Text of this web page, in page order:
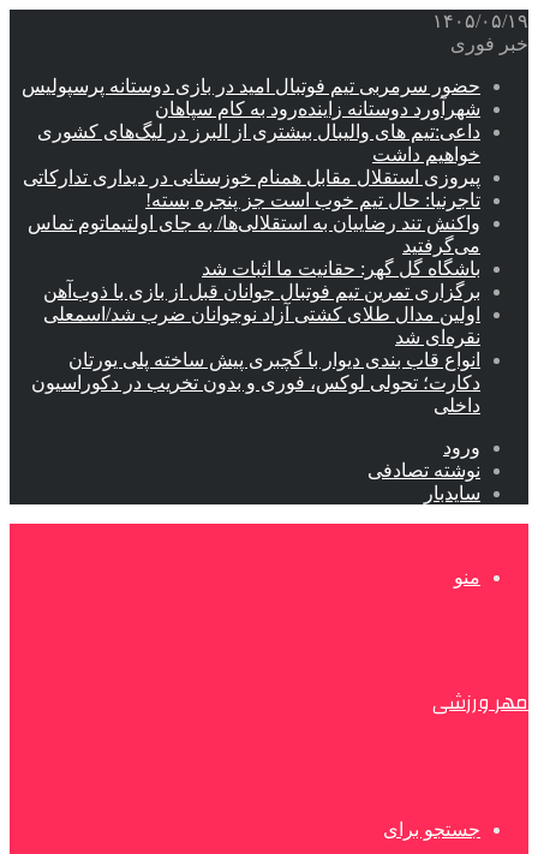
۱۴۰۵/۰۵/۱۹
خبر فوری
حضور سرمربی تیم فوتبال امید در بازی دوستانه پرسپولیس
شهرآورد دوستانه زاینده‌رود به کام سپاهان
داعی:تیم های والیبال بیشتری از البرز در لیگ‌های کشوری
خواهیم داشت
پیروزی استقلال مقابل همنام خوزستانی در دیداری تدارکاتی
تاجرنیا: حال تیم خوب است جز پنجره بسته!
واکنش تند رضاییان به استقلالی‌ها/ به جای اولتیماتوم تماس
می‌گرفتید
باشگاه گل گهر: حقانیت ما اثبات شد
برگزاری تمرین تیم فوتبال جوانان قبل از بازی با ذوب‌آهن
اولین مدال طلای کشتی آزاد نوجوانان ضرب شد/اسمعلی
نقره‌ای شد
انواع قاب بندی دیوار با گچبری پیش ساخته پلی یورتان
دکارت؛ تحولی لوکس، فوری و بدون تخریب در دکوراسیون
داخلی
ورود
نوشته تصادفی
سایدبار
منو
مهر ورزشی
جستجو برای